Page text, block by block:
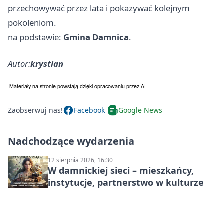
przechowywać przez lata i pokazywać kolejnym
pokoleniom.
na podstawie: Gmina Damnica.
Autor:krystian
Zaobserwuj nas! Facebook Google News
Nadchodzące wydarzenia
12 sierpnia 2026, 16:30
W damnickiej sieci – mieszkańcy,
instytucje, partnerstwo w kulturze